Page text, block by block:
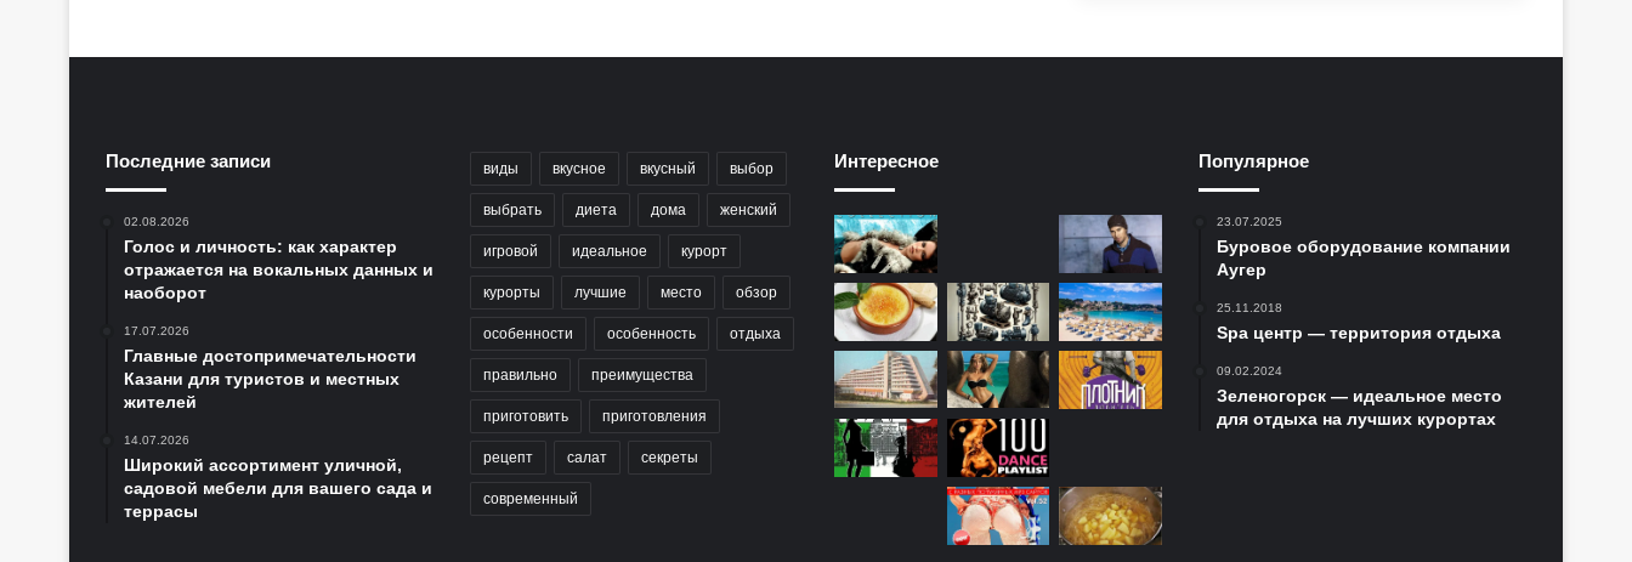
Последние записи
02.08.2026
Голос и личность: как характер
отражается на вокальных данных и
наоборот
17.07.2026
Главные достопримечательности
Казани для туристов и местных
жителей
14.07.2026
Широкий ассортимент уличной,
садовой мебели для вашего сада и
террасы
виды вкусное вкусный выбор
выбрать диета дома женский
игровой идеальное курорт
курорты лучшие место обзор
особенности особенность отдыха
правильно преимущества
приготовить приготовления
рецепт салат секреты
современный
Интересное Популярное
23.07.2025
Буровое оборудование компании
Аугер
25.11.2018
Spa центр — территория отдыха
09.02.2024
Зеленогорск — идеальное место
для отдыха на лучших курортах